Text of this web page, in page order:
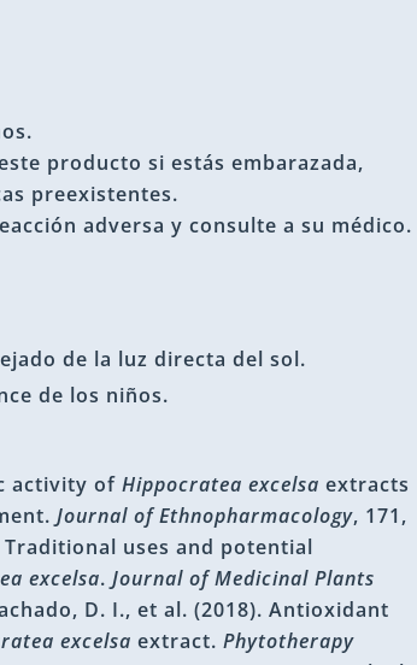
producto si estás embarazada,
preexistentes.
adversa y consulte a su médico.
de la luz directa del sol.
de los niños.
activity ofHippocratea excelsa extracts
Journal of Ethnopharmacology, 171,
Traditional uses and potential
excelsa.Journal of Medicinal Plants
D. I., et al. (2018). Antioxidant
excelsa extract.Phytotherapy